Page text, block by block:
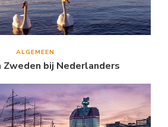
ALGEMEEN
Zweden bij Nederlanders